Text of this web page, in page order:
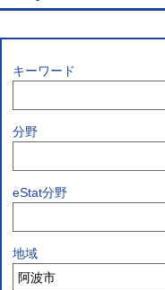
キーワード
分野
eStat分野
地域